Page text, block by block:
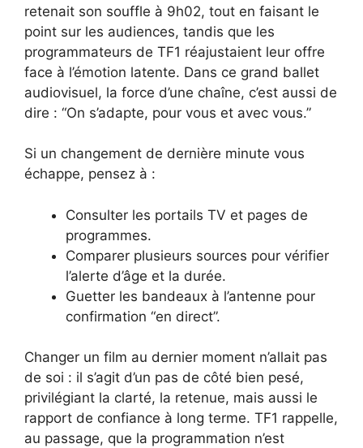
retenait son souffle à 9h02, tout en faisant le
point sur les audiences, tandis que les
programmateurs de TF1 réajustaient leur offre
face à l’émotion latente. Dans ce grand ballet
audiovisuel, la force d’une chaîne, c’est aussi de
dire : “On s’adapte, pour vous et avec vous.”
Si un changement de dernière minute vous
échappe, pensez à :
Consulter les portails TV et pages de
programmes.
Comparer plusieurs sources pour vérifier
l’alerte d’âge et la durée.
Guetter les bandeaux à l’antenne pour
confirmation “en direct”.
Changer un film au dernier moment n’allait pas
de soi : il s’agit d’un pas de côté bien pesé,
privilégiant la clarté, la retenue, mais aussi le
rapport de confiance à long terme. TF1 rappelle,
au passage, que la programmation n’est